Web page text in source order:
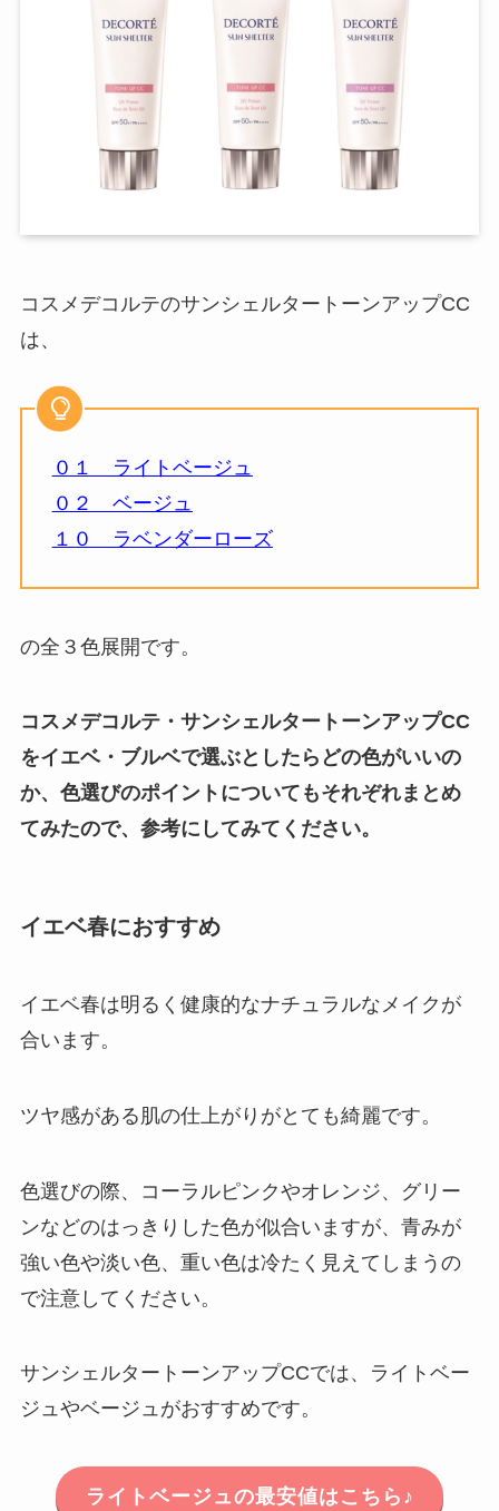
コスメデコルテのサンシェルタートーンアップCC
は、
０１ ライトベージュ
０２ ベージュ
１０ ラベンダーローズ
の全３色展開です。
コスメデコルテ・サンシェルタートーンアップCC
をイエベ・ブルベで選ぶとしたらどの色がいいの
か、色選びのポイントについてもそれぞれまとめ
てみたので、参考にしてみてください。
イエベ春におすすめ
イエベ春は明るく健康的なナチュラルなメイクが
合います。
ツヤ感がある肌の仕上がりがとても綺麗です。
色選びの際、コーラルピンクやオレンジ、グリー
ンなどのはっきりした色が似合いますが、青みが
強い色や淡い色、重い色は冷たく見えてしまうの
で注意してください。
サンシェルタートーンアップCCでは、ライトベー
ジュやベージュがおすすめです。
ライトベージュの最安値はこちら♪